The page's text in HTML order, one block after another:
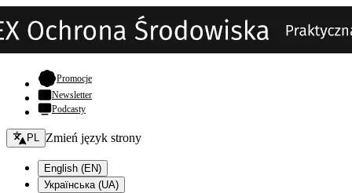
Promocje- otwiera się w nowej karcie
Newsletter
Podcasty
Zmień język - bieżący:
PL Zmień język strony
English (EN)
Українська (UA)